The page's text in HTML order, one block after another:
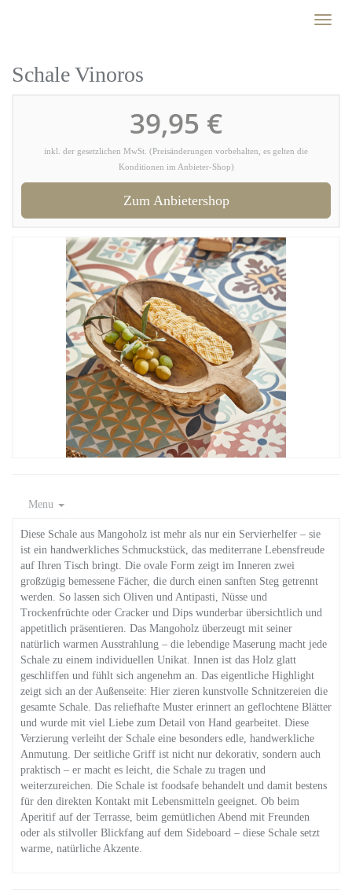
Toggle
Schale Vinoros
39,95 €
inkl. der gesetzlichen MwSt. (Preisänderungen vorbehalten, es gelten die
Konditionen im Anbieter-Shop)
Zum Anbietershop
Menu
Diese Schale aus Mangoholz ist mehr als nur ein Servierhelfer – sie
ist ein handwerkliches Schmuckstück, das mediterrane Lebensfreude
auf Ihren Tisch bringt. Die ovale Form zeigt im Inneren zwei
großzügig bemessene Fächer, die durch einen sanften Steg getrennt
werden. So lassen sich Oliven und Antipasti, Nüsse und
Trockenfrüchte oder Cracker und Dips wunderbar übersichtlich und
appetitlich präsentieren. Das Mangoholz überzeugt mit seiner
natürlich warmen Ausstrahlung – die lebendige Maserung macht jede
Schale zu einem individuellen Unikat. Innen ist das Holz glatt
geschliffen und fühlt sich angenehm an. Das eigentliche Highlight
zeigt sich an der Außenseite: Hier zieren kunstvolle Schnitzereien die
gesamte Schale. Das reliefhafte Muster erinnert an geflochtene Blätter
und wurde mit viel Liebe zum Detail von Hand gearbeitet. Diese
Verzierung verleiht der Schale eine besonders edle, handwerkliche
Anmutung. Der seitliche Griff ist nicht nur dekorativ, sondern auch
praktisch – er macht es leicht, die Schale zu tragen und
weiterzureichen. Die Schale ist foodsafe behandelt und damit bestens
für den direkten Kontakt mit Lebensmitteln geeignet. Ob beim
Aperitif auf der Terrasse, beim gemütlichen Abend mit Freunden
oder als stilvoller Blickfang auf dem Sideboard – diese Schale setzt
warme, natürliche Akzente.